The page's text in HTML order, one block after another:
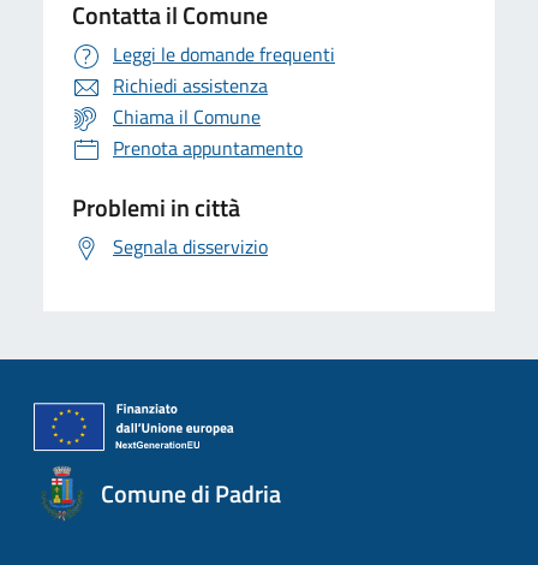
Contatta il Comune
Leggi le domande frequenti
Richiedi assistenza
Chiama il Comune
Prenota appuntamento
Problemi in città
Segnala disservizio
Comune di Padria